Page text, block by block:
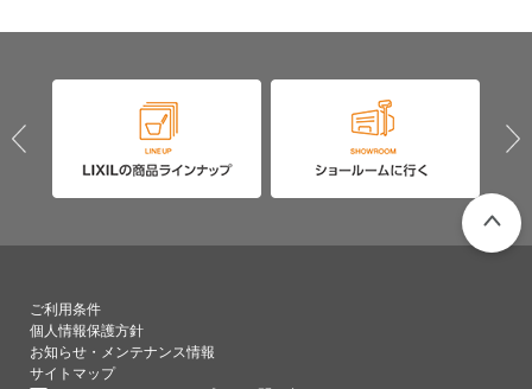
ご利用条件
個人情報保護方針
お知らせ・メンテナンス情報
サイトマップ